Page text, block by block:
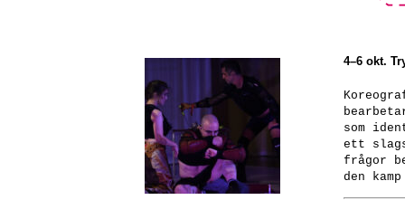
4–6 okt.
som
ett
frågor
den